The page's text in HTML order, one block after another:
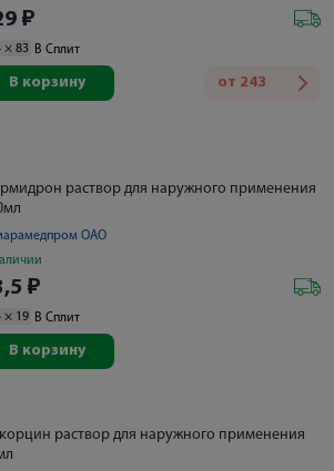
₽
× 83 В Сплит
от 243
В корзину
раствор для наружного применения
ОАО
₽
× 19 В Сплит
В корзину
раствор для наружного применения